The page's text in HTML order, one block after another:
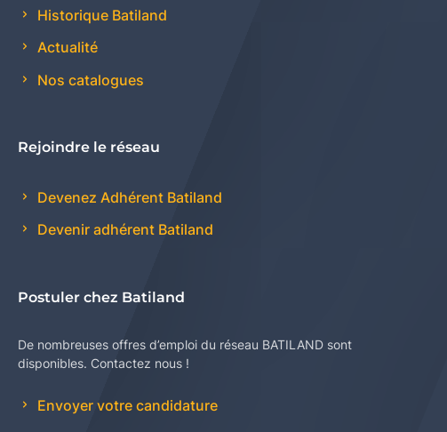
Historique Batiland
Actualité
Nos catalogues
Rejoindre le réseau
Devenez Adhérent Batiland
Devenir adhérent Batiland
Postuler chez Batiland
De nombreuses offres d’emploi du réseau BATILAND sont
disponibles. Contactez nous !
Envoyer votre candidature